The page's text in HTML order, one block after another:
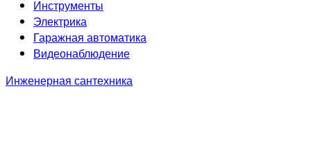
Инструменты
Электрика
Гаражная автоматика
Видеонаблюдение
Инженерная сантехника